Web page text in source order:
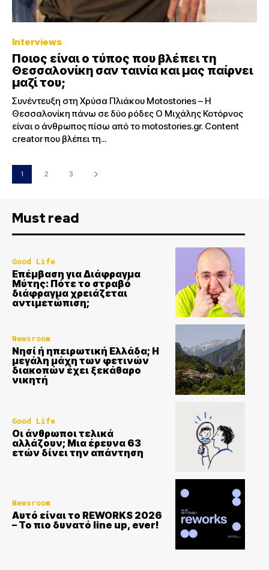
Interviews
Ποιος είναι ο τύπος που βλέπει τη
Θεσσαλονίκη σαν ταινία και μας παίρνει
μαζί του;
Συνέντευξη στη Χρύσα Πλιάκου Motostories – Η
Θεσσαλονίκη πάνω σε δύο ρόδες Ο Μιχάλης Κοτόρνος
είναι ο άνθρωπος πίσω από το motostories.gr. Content
creator που βλέπει τη...
1 2 3
Must read
Good Life
Επέμβαση για Διάφραγμα
Μύτης: Πότε το στραβό
διάφραγμα χρειάζεται
αντιμετώπιση;
Newsroom
Νησί ή ηπειρωτική Ελλάδα; Η
μεγάλη μάχη των φετινών
διακοπών έχει ξεκάθαρο
νικητή
Good Life
Οι άνθρωποι τελικά
αλλάζουν; Μια έρευνα 63
ετών δίνει την απάντηση
Newsroom
Αυτό είναι το REWORKS 2026
– Το πιο δυνατό line up, ever!